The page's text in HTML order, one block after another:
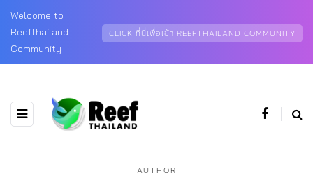
Welcome to
Reefthailand
Community
CLICK ที่นี่เพื่อเข้า REEFTHAILAND COMMUNITY
AUTHOR